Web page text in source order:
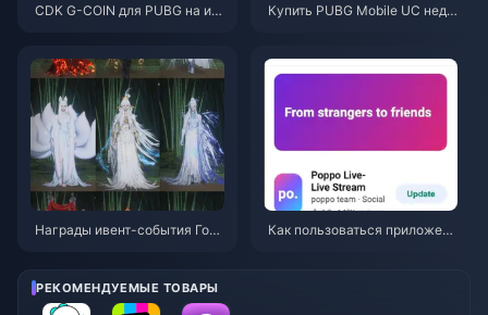
CDK G-COIN для PUBG на ию
ег?
Купить PUBG Mobile UC недо
стоимость, лучшие наборы и
безопасное пополнение
Награды ивент-события Горн
к, валюта и приоритеты
Как пользоваться приложени
РЕКОМЕНДУЕМЫЕ ТОВАРЫ